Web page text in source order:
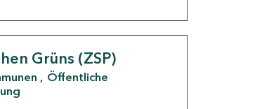
Grüns (ZSP)
Öffentliche